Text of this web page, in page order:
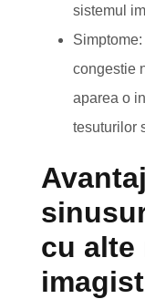
sistemul
congestie
aparea o
tesuturilor
cu alte